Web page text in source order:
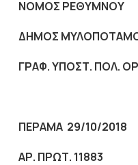
NOMOΣ ΡΕΘΥΜΝΟΥ
ΔΗΜΟΣ
ΓΡΑΦ. ΥΠΟΣΤ. ΠΟΛ.
ΠΕΡΑΜΑ 29/10/2018
ΑΡ. ΠΡΩΤ. 11883